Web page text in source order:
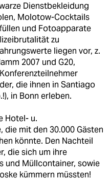
Dienstbekleidung
Molotow-Cocktails
und Fotoapparate
zu
liegen vor, z.
2007 und G20,
die ihnen in Santiago
in Bonn erleben.
Hotel- u.
die mit den 30.000 Gästen
könnte. Den Nachteil
die sich um ihre
und Müllcontainer, sowie
kümmern müssten!